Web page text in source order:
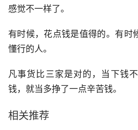
感觉不一样了。
有时候，花点钱是值得的。有时
懂行的人。
凡事货比三家是对的，当下钱
钱，就当多挣了一点辛苦钱。
相关推荐